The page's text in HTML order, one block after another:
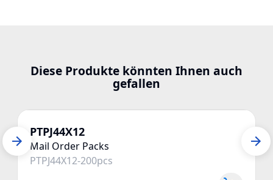
Diese Produkte könnten Ihnen auch
gefallen
PTPJ44X12
Mail Order Packs
PTPJ44X12-200pcs